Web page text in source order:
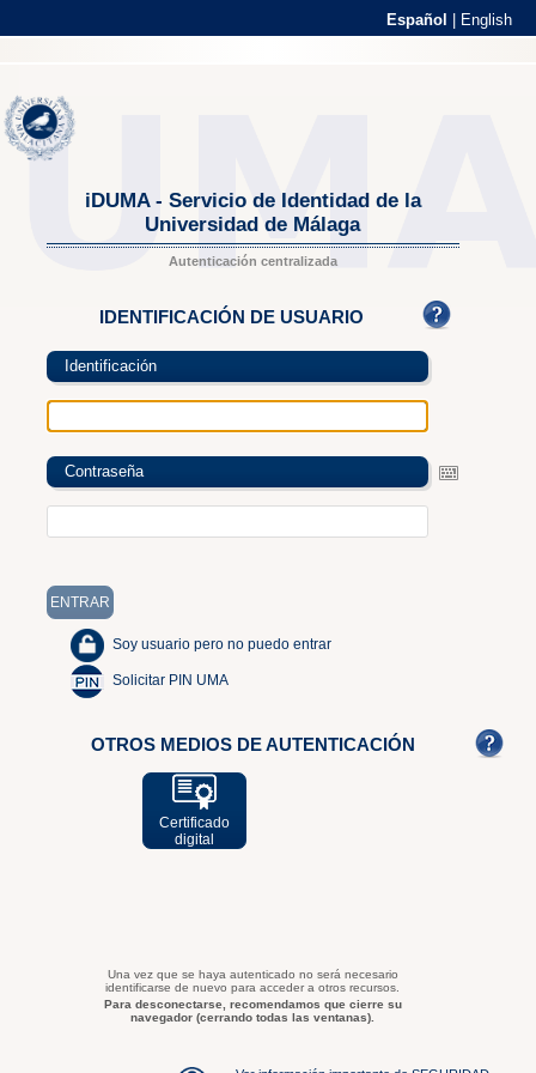
Español English
iDUMA - Servicio de Identidad de la
Universidad de Málaga
Autenticación centralizada
IDENTIFICACIÓN DE USUARIO
Identificación
Contraseña
Soy usuario pero no puedo entrar
Solicitar PIN UMA
OTROS MEDIOS DE AUTENTICACIÓN
Certificado
digital
Una vez que se haya autenticado no será necesario
identificarse de nuevo para acceder a otros recursos.
Para desconectarse, recomendamos que cierre su
navegador (cerrando todas las ventanas).